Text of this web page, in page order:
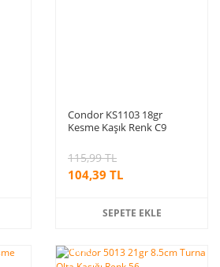
Condor KS1103 18gr
Kesme Kaşık Renk C9
104,39 TL
115,99 TL
SEPETE EKLE
%10